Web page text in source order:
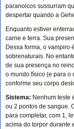
paranoicos sussurram
despertar quando a
Enquanto estiver
carne e terra. Sua
Dessa forma, o vampiro
sobrenaturais. No
de sua presença no
o mundo físico (e para o
conforme seu corpo
Sistema: Nenhum teste
ou 2 pontos de sangue.
para completar, com 1,
acima do torpor durante